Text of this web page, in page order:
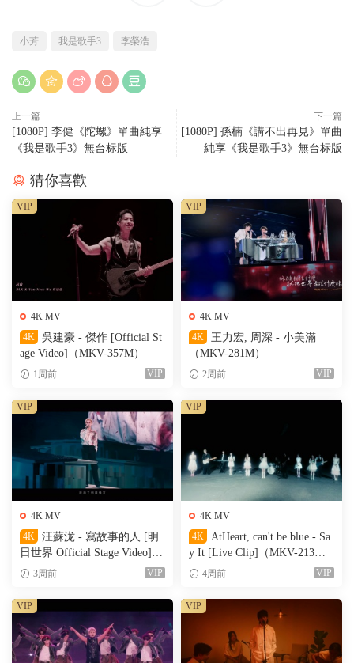
小芳 我是歌手3 李榮浩
上一篇
[1080P] 李健《陀螺》單曲純享
《我是歌手3》無台标版
下一篇
[1080P] 孫楠《講不出再見》單曲
純享《我是歌手3》無台标版
猜你喜歡
4K MV
4K
吳建豪 - 傑作 [Official St
age Video]（MKV-357M）
1周前 VIP
VIP
4K MV
4K
王力宏, 周深 - 小美滿
（MKV-281M）
2周前 VIP
VIP
4K MV
4K
汪蘇泷 - 寫故事的人 [明
日世界 Official Stage Video]
（MKV-611M）
3周前 VIP
VIP
4K MV
4K
AtHeart, can't be blue - Sa
y It [Live Clip]（MKV-213
M）4周前 VIP
VIP
VIP VIP